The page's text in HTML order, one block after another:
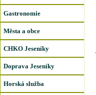
Gastronomie
Města a obce
CHKO Jeseníky
Doprava Jeseníky
Horská služba